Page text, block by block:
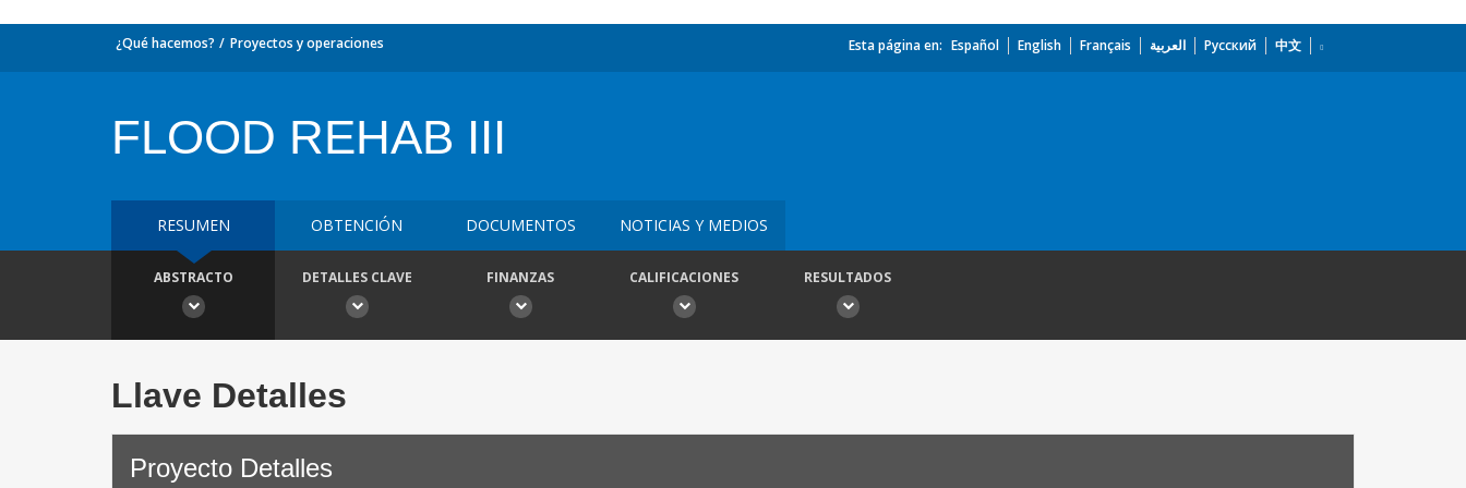
¿Qué hacemos? Proyectos y operaciones Esta página en: Español English Français العربية Русский 中文
FLOOD REHAB III
RESUMEN OBTENCIÓN DOCUMENTOS NOTICIAS Y MEDIOS
ABSTRACTO DETALLES CLAVE FINANZAS CALIFICACIONES RESULTADOS
Llave Detalles
Proyecto Detalles